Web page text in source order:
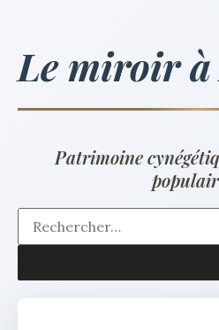
Le miroir à
Patrimoine